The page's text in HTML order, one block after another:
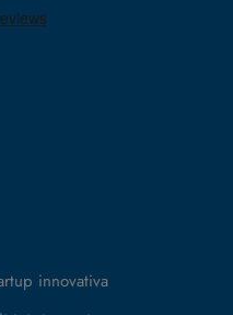
innovativa